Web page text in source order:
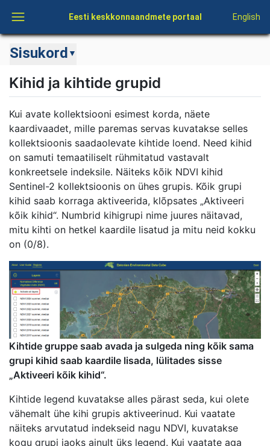
Eesti keskkonnaandmete portaal English
Sisukord ▼
Kihid ja kihtide grupid
Kui avate kollektsiooni esimest korda, näete
kaardivaadet, mille paremas servas kuvatakse selles
kollektsioonis saadaolevate kihtide loend. Need kihid
on samuti temaatiliselt rühmitatud vastavalt
konkreetsele indeksile. Näiteks kõik NDVI kihid
Sentinel-2 kollektsioonis on ühes grupis. Kõik grupi
kihid saab korraga aktiveerida, klõpsates „Aktiveeri
kõik kihid“. Numbrid kihigrupi nime juures näitavad,
mitu kihti on hetkel kaardile lisatud ja mitu neid kokku
on (0/8).
Kihtide gruppe saab avada ja sulgeda ning kõik sama
grupi kihid saab kaardile lisada, lülitades sisse
„Aktiveeri kõik kihid“.
Kihtide legend kuvatakse alles pärast seda, kui olete
vähemalt ühe kihi grupis aktiveerinud. Kui vaatate
näiteks arvutatud indekseid nagu NDVI, kuvatakse
kogu grupi jaoks ainult üks legend. Kui vaatate aga